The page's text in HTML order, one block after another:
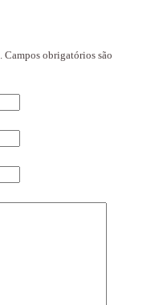
Campos obrigatórios são